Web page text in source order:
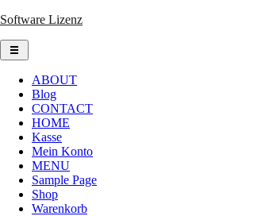
Skip
content
Software Lizenz
ABOUT
Blog
CONTACT
HOME
Kasse
Mein Konto
MENU
Sample Page
Shop
Warenkorb